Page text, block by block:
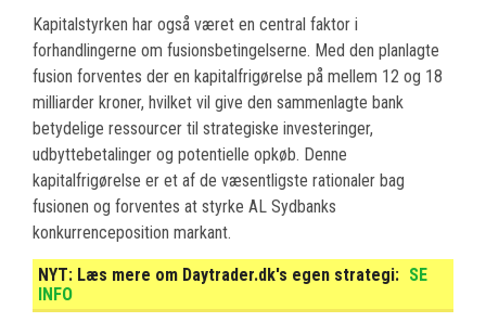
Kapitalstyrken har også været en central faktor i
forhandlingerne om fusionsbetingelserne. Med den planlagte
fusion forventes der en kapitalfrigørelse på mellem 12 og 18
milliarder kroner, hvilket vil give den sammenlagte bank
betydelige ressourcer til strategiske investeringer,
udbyttebetalinger og potentielle opkøb. Denne
kapitalfrigørelse er et af de væsentligste rationaler bag
fusionen og forventes at styrke AL Sydbanks
konkurrenceposition markant.
NYT: Læs mere om Daytrader.dk's egen strategi: SE
INFO